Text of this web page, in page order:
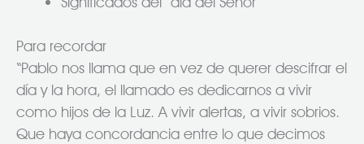
Para recordar
“Pablo nos llama que en vez de querer descifrar el
día y la hora, el llamado es dedicarnos a vivir
como hijos de la Luz. A vivir alertas, a vivir sobrios.
Que haya concordancia entre lo que decimos